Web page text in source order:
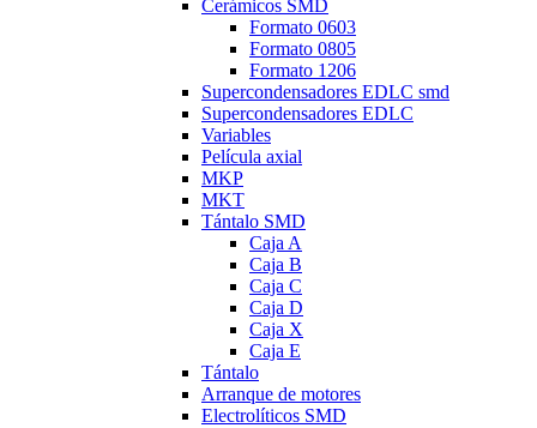
Cerámicos SMD
Formato 0603
Formato 0805
Formato 1206
Supercondensadores EDLC smd
Supercondensadores EDLC
Variables
Película axial
MKP
MKT
Tántalo SMD
Caja A
Caja B
Caja C
Caja D
Caja X
Caja E
Tántalo
Arranque de motores
Electrolíticos SMD